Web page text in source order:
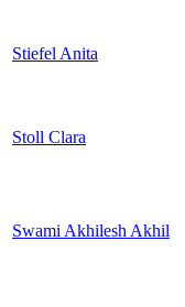
Stiefel Anita
Stoll Clara
Swami Akhilesh Akhil